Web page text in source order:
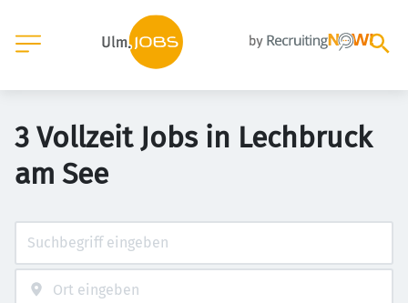
3 Vollzeit Jobs in Lechbruck
am See